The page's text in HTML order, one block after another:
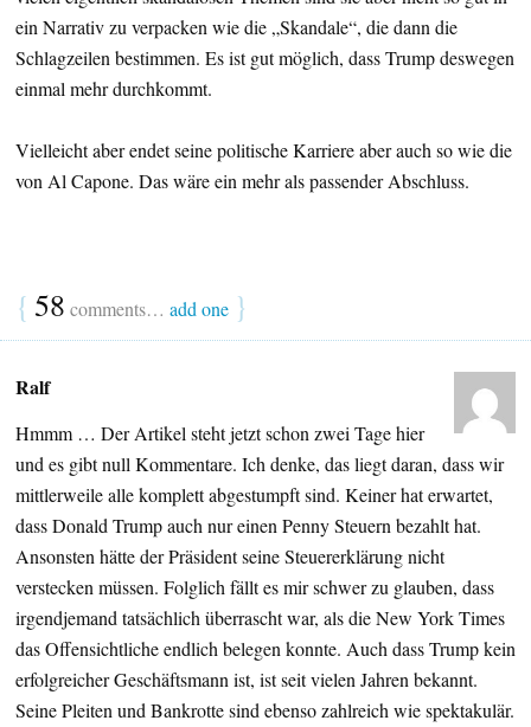
ein Narrativ zu verpacken wie die „Skandale“, die dann die
Schlagzeilen bestimmen. Es ist gut möglich, dass Trump deswegen
einmal mehr durchkommt.
Vielleicht aber endet seine politische Karriere aber auch so wie die
von Al Capone. Das wäre ein mehr als passender Abschluss.
{ 58 comments… add one }
Ralf
Hmmm … Der Artikel steht jetzt schon zwei Tage hier
und es gibt null Kommentare. Ich denke, das liegt daran, dass wir
mittlerweile alle komplett abgestumpft sind. Keiner hat erwartet,
dass Donald Trump auch nur einen Penny Steuern bezahlt hat.
Ansonsten hätte der Präsident seine Steuererklärung nicht
verstecken müssen. Folglich fällt es mir schwer zu glauben, dass
irgendjemand tatsächlich überrascht war, als die New York Times
das Offensichtliche endlich belegen konnte. Auch dass Trump kein
erfolgreicher Geschäftsmann ist, ist seit vielen Jahren bekannt.
Seine Pleiten und Bankrotte sind ebenso zahlreich wie spektakulär.